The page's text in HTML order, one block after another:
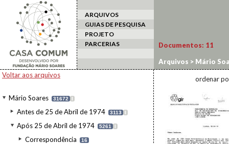
ARQUIVOS
GUIAS DE PESQUISA
PROJETO
PARCERIAS
Voltar aos arquivos
Mário Soares 31672 I
Antes de 25 de Abril de 1974 3113 I
Após 25 de Abril de 1974 5261 I
Correspondência 16
Documentos: 11
Arquivos > Mário
Ambiente
ordenar